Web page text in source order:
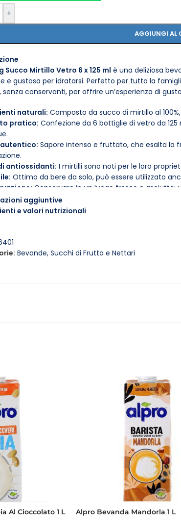
+
AGGIUNGI AL
Succo Mirtillo Vetro 6 x 125 ml è una deliziosa
e gustosa per idratarsi. Perfetto per tutta la
senza conservanti, per offrire un’esperienza di
naturali: Composto da succo di mirtillo al
pratico: Confezione da 6 bottiglie di vetro da
Sapore intenso e fruttato, che esalta la
antiossidanti: I mirtilli sono noti per le loro
Ottimo da bere da solo, può essere utilizzato
Conservare in un luogo fresco e
freschezza.
ancora più piacevole, prova a servire il
estivo. La sua versatilità lo rende un’aggiunta
aggiuntive
e valori nutrizionali
Bevande, Succhi di Frutta e Nettari
Al Cioccolato 1 L Alpro Bevanda Mandorla 1 L